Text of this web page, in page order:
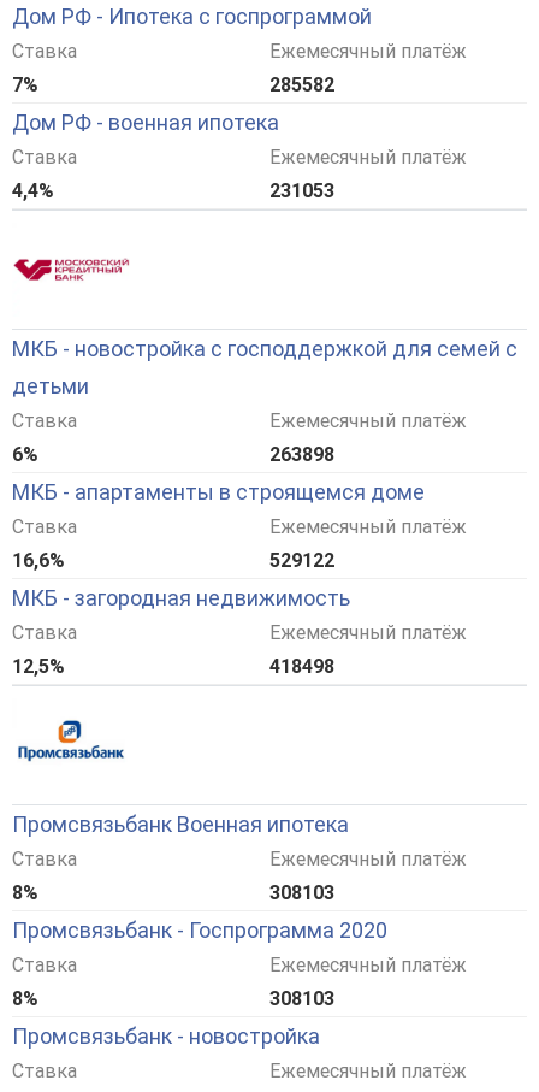
Дом РФ - Ипотека с госпрограммой
Ставка
7%
Ежемесячный платёж
285582
Дом РФ - военная ипотека
Ставка
4,4%
Ежемесячный платёж
231053
МКБ - новостройка с господдержкой для семей с
детьми
Ставка
6%
Ежемесячный платёж
263898
МКБ - апартаменты в строящемся доме
Ставка
16,6%
Ежемесячный платёж
529122
МКБ - загородная недвижимость
Ставка
12,5%
Ежемесячный платёж
418498
Промсвязьбанк Военная ипотека
Ставка
8%
Ежемесячный платёж
308103
Промсвязьбанк - Госпрограмма 2020
Ставка
8%
Ежемесячный платёж
308103
Промсвязьбанк - новостройка
Ставка
Ежемесячный платёж